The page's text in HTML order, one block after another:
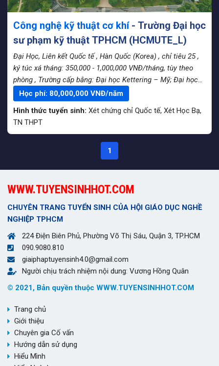
Công nghệ kỹ thuật cơ khí - Trường Đại học
sư phạm kỹ thuật TPHCM (HCMUTE_L)
Đại Học, Liên kết Quốc tế , Hàn Quốc (Korea) , chỉ tiêu 25 ,
ký túc xá tháng: 350,000 - 1,000,000 VNĐ/tháng, tùy theo
phòng , Trường cấp bằng: Đại học Kettering – Mỹ; Đại học
Tongmyong – Hàn Quốc.
Học phí: 80,000,000 VNĐ/năm
Hình thức tuyển sinh: Xét chứng chỉ Quốc tế, Xét Học Bạ,
TN THPT
1
WWW.TUYENSINHHOT.COM
CHUYÊN TRANG TUYỂN SINH CỦA HỘI GIÁO DỤC NGHỀ
NGHIỆP TPHCM
224 Điện Biên Phủ, Phường Võ Thị Sáu, Quận 3, TP.HCM
090.9080.810
giaiphaptuyensinh4.0@gmail.com
Người chịu trách nhiệm nội dung: Vương Hồng Quân
© 2021, Bản quyền thuộc WWW.TUYENSINHHOT.COM
Trang chủ
Giới thiệu
Chuyên gia Cố vấn
Hướng dẫn sử dụng
Hiểu Mình